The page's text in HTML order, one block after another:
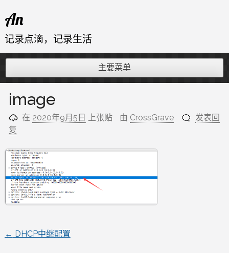
至
内
An
记录点滴，记录生活
主要菜单
image
在 2020年9月5日 上张贴 由 CrossGrave
发表回
复
文
← DHCP中继配置